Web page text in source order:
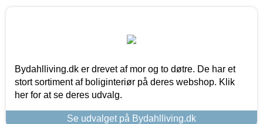
Bydahlliving.dk er drevet af mor og to døtre. De har et
stort sortiment af boliginteriør på deres webshop. Klik
her for at se deres udvalg.
Se udvalget på Bydahlliving.dk